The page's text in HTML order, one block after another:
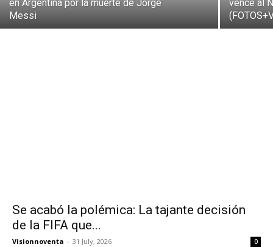
en Argentina por la muerte de Jorge
Messi
vence al
Se acabó la polémica: La tajante decisión
de la FIFA que...
Visionnoventa - 31 July, 2026 0